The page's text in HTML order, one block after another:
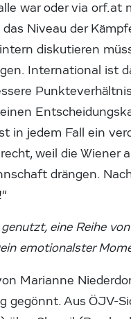
war oder via
Niveau der
diskutieren
International ist
in jedem Fall ein
weil die Wiener
drängen.
eine Reihe
emotionalster
Marianne
gegönnt. Aus ÖJV-